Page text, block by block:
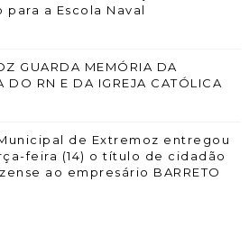
para a Escola Naval
GUARDA MEMÓRIA DA
DO RN E DA IGREJA CATÓLICA
de Extremoz entregou
feira (14) o título de cidadão
ao empresário BARRETO